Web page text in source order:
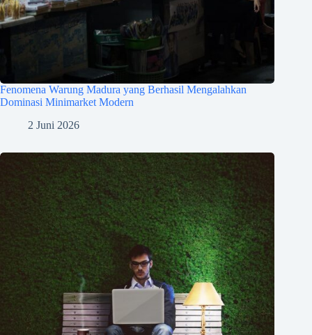
Fenomena Warung Madura yang Berhasil Mengalahkan
Dominasi Minimarket Modern
2 Juni 2026